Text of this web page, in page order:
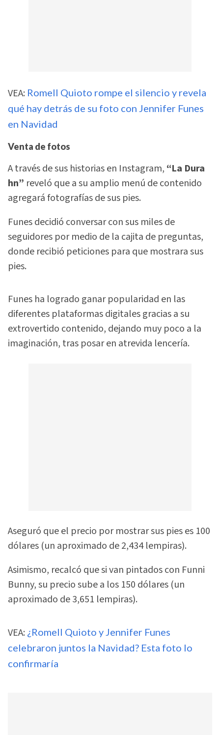
VEA: Romell Quioto rompe el silencio y revela
qué hay detrás de su foto con Jennifer Funes
en Navidad
Venta de fotos
A través de sus historias en Instagram, “La Dura
hn” reveló que a su amplio menú de contenido
agregará fotografías de sus pies.
Funes decidió conversar con sus miles de
seguidores por medio de la cajita de preguntas,
donde recibió peticiones para que mostrara sus
pies.
Funes ha logrado ganar popularidad en las
diferentes plataformas digitales gracias a su
extrovertido contenido, dejando muy poco a la
imaginación, tras posar en atrevida lencería.
Aseguró que el precio por mostrar sus pies es 100
dólares (un aproximado de 2,434 lempiras).
Asimismo, recalcó que si van pintados con Funni
Bunny, su precio sube a los 150 dólares (un
aproximado de 3,651 lempiras).
VEA: ¿Romell Quioto y Jennifer Funes
celebraron juntos la Navidad? Esta foto lo
confirmaría